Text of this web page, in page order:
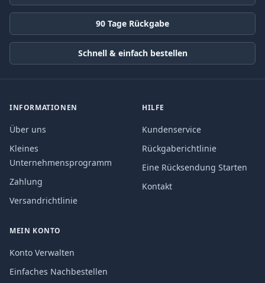
90 Tage Rückgabe
Schnell & einfach bestellen
INFORMATIONEN
Über uns
Kleines
Unternehmensprogramm
Zahlung
Versandrichtlinie
HILFE
Kundenservice
Rückgaberichtlinie
Eine Rücksendung Starten
Kontakt
MEIN KONTO
Konto Verwalten
Einfaches Nachbestellen